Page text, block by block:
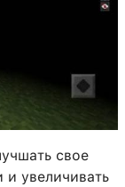
свое
и увеличивать